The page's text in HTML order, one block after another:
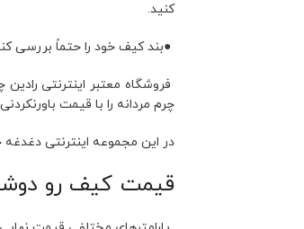
کنید.
●بند کیف خود را حتماً بررسی
فروشگاه معتبر اینترنتی
چرم مردانه را با قیمت
در این مجموعه اینترنتی
قیمت کیف رو